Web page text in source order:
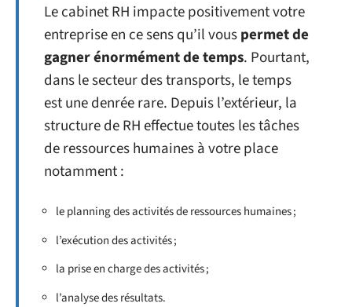
Le cabinet RH impacte positivement votre
entreprise en ce sens qu’il vouspermet de
gagner énormément de temps. Pourtant,
dans le secteur des transports, le temps
est une denrée rare. Depuis l’extérieur, la
structure de RH effectue toutes les tâches
de ressources humaines à votre place
notamment :
le planning des activités de ressources humaines ;
l’exécution des activités ;
la prise en charge des activités ;
l’analyse des résultats.